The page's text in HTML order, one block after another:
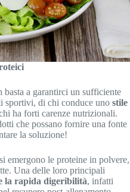
a garantirci un sufficiente
sportivi, di chi conduce uno stile
ha forti carenze nutrizionali.
che possano fornire una fonte
la soluzione!
emergono le proteine in polvere,
Una delle loro principali
la rapida digeribilità, infatti